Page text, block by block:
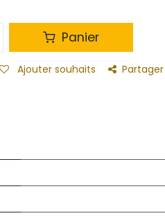
Panier
Ajouter souhaits Partager